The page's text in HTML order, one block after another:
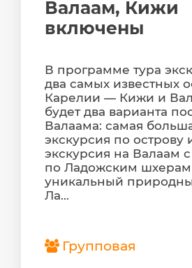
Валаам, Кижи
включены
В программе тура
два самых известных
Карелии — Кижи и
будет два варианта
Валаама: самая
экскурсия по острову
экскурсия на Валаам
по Ладожским
уникальный
Ла...
Групповая